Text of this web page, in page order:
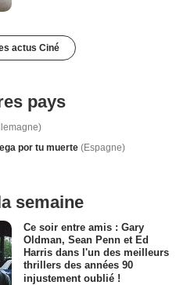
actus Ciné
pays
por tu muerte (Espagne)
semaine
Ce soir entre amis : Gary
Oldman, Sean Penn et Ed
Harris dans l'un des meilleurs
thrillers des années 90
injustement oublié !